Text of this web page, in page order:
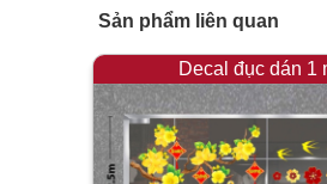
Sản phẩm liên quan
Decal đục dán 1